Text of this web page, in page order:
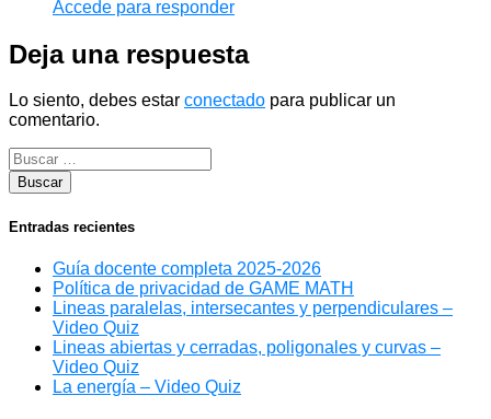
Accede para responder
Deja una respuesta
Lo siento, debes estar conectado para publicar un
comentario.
Entradas recientes
Guía docente completa 2025-2026
Política de privacidad de GAME MATH
Lineas paralelas, intersecantes y perpendiculares –
Video Quiz
Lineas abiertas y cerradas, poligonales y curvas –
Video Quiz
La energía – Video Quiz